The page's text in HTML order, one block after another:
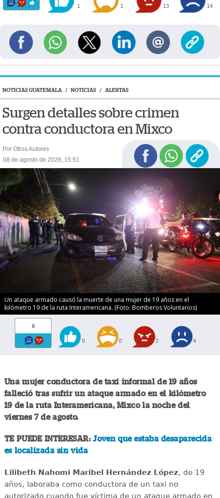
1 1 13 14
NOTICIAS GUATEMALA / NOTICIAS / ALERTAS
Surgen detalles sobre crimen
contra conductora en Mixco
Por Otros Autores
08 de agosto de 2026, 15:51
Un ataque armado causó la muerte de una mujer de 19 años en el
kilómetro 19 de la ruta Interamericana. (Foto: Bomberos Voluntarios)
6
0 0 2 4
Una mujer conductora de taxi informal de 19 años
falleció tras sufrir un ataque armado en el kilómetro
19 de la ruta Interamericana, Mixco la noche del
viernes 7 de agosto.
TE PUEDE INTERESAR:Joven que estaba desaparecida
es localizada sin vida
Lilibeth Nahomi Maribel Hernández López, de 19
años, laboraba como conductora de un taxi no
autorizado cuando fue víctima de un ataque armado en